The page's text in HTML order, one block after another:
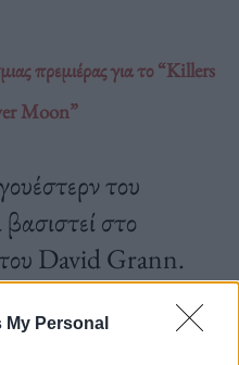
Personal
πρεμιέρας για το “Killers
Moon”
του
στο
David Grann.